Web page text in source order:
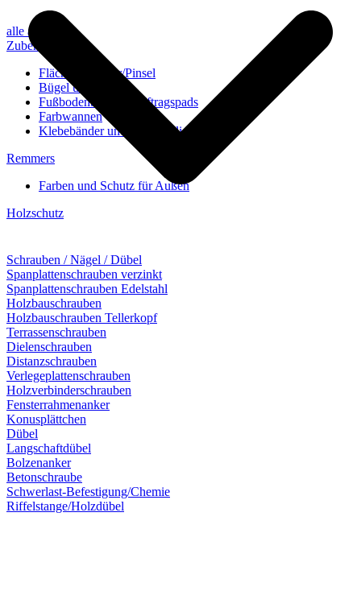
alle anzeigen
Zubehör
Flächenstreicher/Pinsel
Bügel und Rollen
Fußbodenbürsten/Auftragspads
Farbwannen
Klebebänder und Abdeckvlies
Remmers
Farben und Schutz für Außen
Holzschutz
Schrauben / Nägel / Dübel
Spanplattenschrauben verzinkt
Spanplattenschrauben Edelstahl
Holzbauschrauben
Holzbauschrauben Tellerkopf
Terrassenschrauben
Dielenschrauben
Distanzschrauben
Verlegeplattenschrauben
Holzverbinderschrauben
Fensterrahmenanker
Konusplättchen
Dübel
Langschaftdübel
Bolzenanker
Betonschraube
Schwerlast-Befestigung/Chemie
Riffelstange/Holzdübel